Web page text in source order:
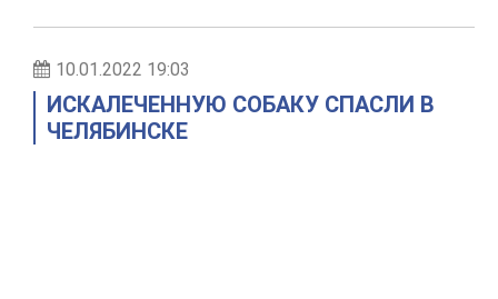
10.01.2022 19:03
ИСКАЛЕЧЕННУЮ СОБАКУ СПАСЛИ В
ЧЕЛЯБИНСКЕ